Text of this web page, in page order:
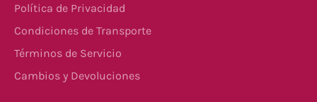
Política de Privacidad
Condiciones de Transporte
Términos de Servicio
Cambios y Devoluciones